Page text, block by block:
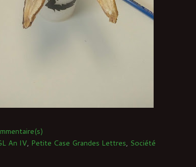
An IV, Petite Case Grandes Lettres, Société